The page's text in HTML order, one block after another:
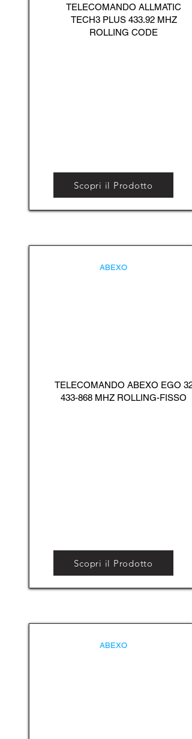
TELECOMANDO ALLMATIC
TECH3 PLUS 433.92 MHZ
ROLLING CODE
Scopri il Prodotto
ABEXO
TELECOMANDO ABEXO EGO 32
433-868 MHZ ROLLING-FISSO
Scopri il Prodotto
ABEXO